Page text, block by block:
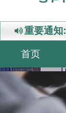
重要通知:
首页